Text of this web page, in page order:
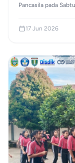
Pancasila pada
Ginting dan
tokoh ini
17 Jun 2026